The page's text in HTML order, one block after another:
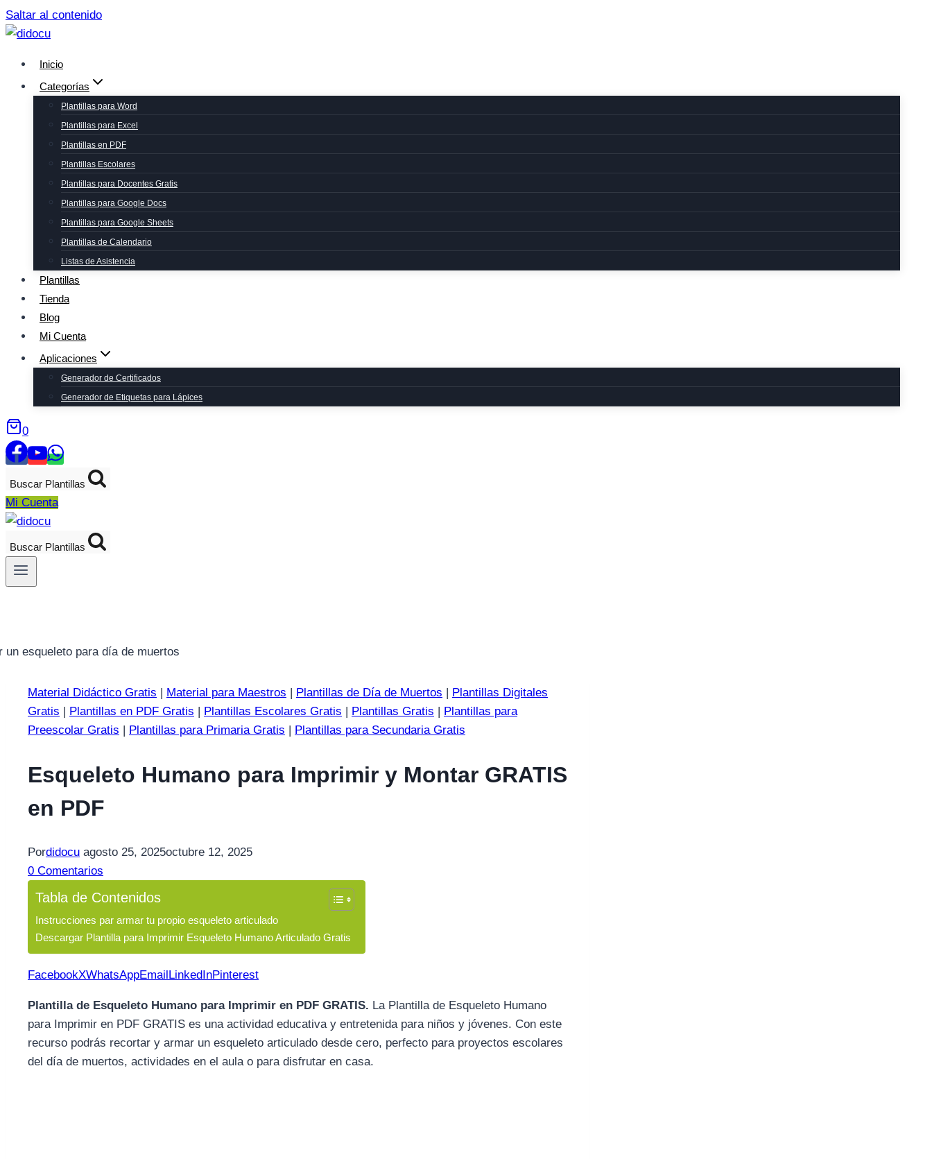
Saltar al contenido
Inicio
Categorías
Plantillas para Word
Plantillas para Excel
Plantillas en PDF
Plantillas Escolares
Plantillas para Docentes Gratis
Plantillas para Google Docs
Plantillas para Google Sheets
Plantillas de Calendario
Listas de Asistencia
Plantillas
Tienda
Blog
Mi Cuenta
Aplicaciones
Generador de Certificados
Generador de Etiquetas para Lápices
0
Buscar Plantillas
Mi Cuenta
Buscar Plantillas
Material Didáctico Gratis Material para Maestros Plantillas de Día de Muertos
Plantillas Digitales
Gratis
Plantillas en PDF Gratis Plantillas Escolares Gratis Plantillas Gratis
Plantillas para
Preescolar Gratis
Plantillas para Primaria Gratis Plantillas para Secundaria Gratis
Esqueleto Humano para Imprimir y Montar GRATIS
en PDF
Pordidocu agosto 25, 2025octubre 12, 2025
0 Comentarios
Tabla de Contenidos
Instrucciones par armar tu propio esqueleto articulado
Descargar Plantilla para Imprimir Esqueleto Humano Articulado Gratis
FacebookXWhatsAppEmail LinkedInPinterest
Plantilla de Esqueleto Humano para Imprimir en PDF GRATIS. La Plantilla de Esqueleto Humano
para Imprimir en PDF GRATIS es una actividad educativa y entretenida para niños y jóvenes. Con este
recurso podrás recortar y armar un esqueleto articulado desde cero, perfecto para proyectos escolares
del día de muertos, actividades en el aula o para disfrutar en casa.